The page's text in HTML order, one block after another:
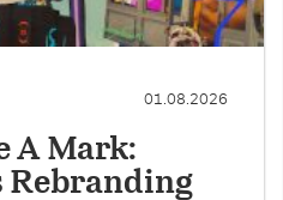
01.08.2026
A Mark:
Rebranding